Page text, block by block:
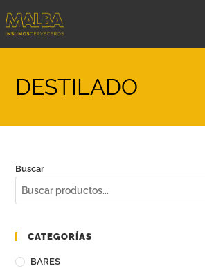
DESTILADO
Buscar
CATEGORÍAS
BARES